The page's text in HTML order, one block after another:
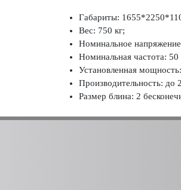
Габариты:
Вес: 750 кг;
Номинальное
Номинальная частота: 50
Установленная
Производительность: до
Размер блина: 2